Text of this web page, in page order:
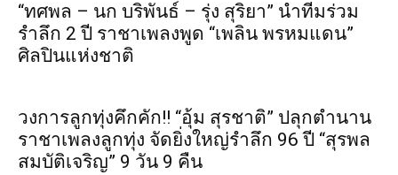
“ทศพล – นก บริพันธ์ – รุ่ง สุริยา” นำทีมร่วม
รำลึก 2 ปี ราชาเพลงพูด “เพลิน พรหมแดน”
ศิลปินแห่งชาติ
วงการลูกทุ่งคึกคัก!! “อุ้ม สุรชาติ” ปลุกตำนาน
ราชาเพลงลูกทุ่ง จัดยิ่งใหญ่รำลึก 96 ปี “สุรพล
สมบัติเจริญ” 9 วัน 9 คืน